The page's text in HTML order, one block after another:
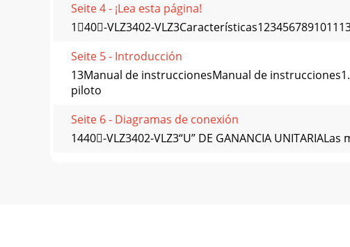
Seite 4 - ¡Lea esta página!
140-VLZ3402-
Seite 5 - Introducción
13Manual de instruccionesManual de
piloto
Seite 6 - Diagramas de conexión
1440-VLZ3402-VLZ3“U” DE GANANCIA